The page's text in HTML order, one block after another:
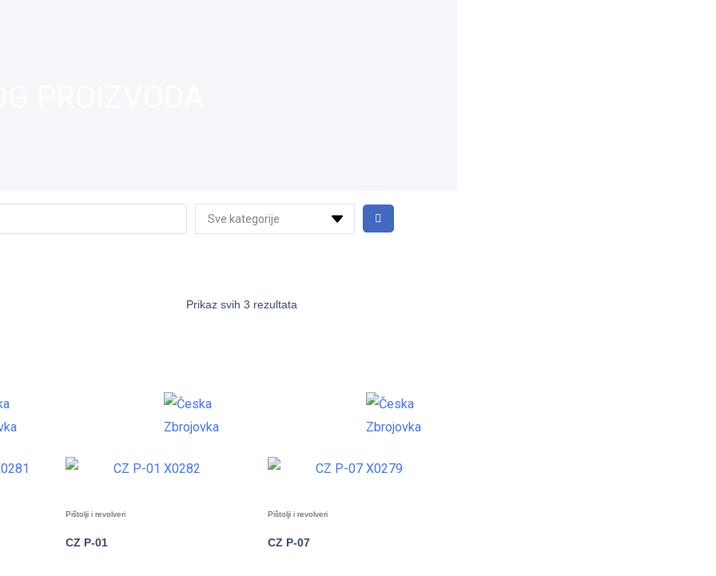
Prikaz svih 3 rezultata
Pištolji i revolveri
CZ P-01
Pištolji i revolveri
CZ P-07